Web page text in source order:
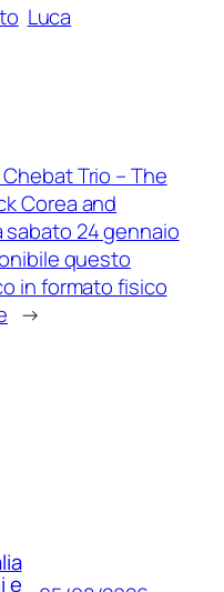
Luca
Trio – The
Corea and
sabato 24 gennaio
questo
in formato fisico
→
e